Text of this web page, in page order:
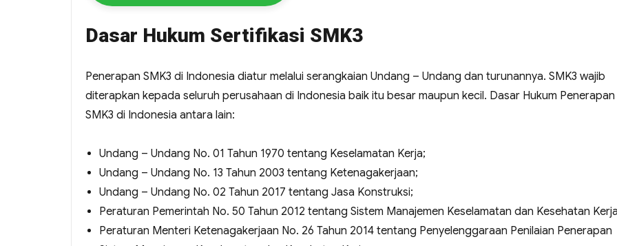
Dasar Hukum Sertifikasi SMK3
Penerapan SMK3 di Indonesia diatur melalui serangkaian Undang – Undang dan turunannya. SMK3 wajib
diterapkan kepada seluruh perusahaan di Indonesia baik itu besar maupun kecil. Dasar Hukum Penerapan
SMK3 di Indonesia antara lain:
Undang – Undang No. 01 Tahun 1970 tentang Keselamatan Kerja;
Undang – Undang No. 13 Tahun 2003 tentang Ketenagakerjaan;
Undang – Undang No. 02 Tahun 2017 tentang Jasa Konstruksi;
Peraturan Pemerintah No. 50 Tahun 2012 tentang Sistem Manajemen Keselamatan dan Kesehatan
Peraturan Menteri Ketenagakerjaan No. 26 Tahun 2014 tentang Penyelenggaraan Penilaian Penerapan